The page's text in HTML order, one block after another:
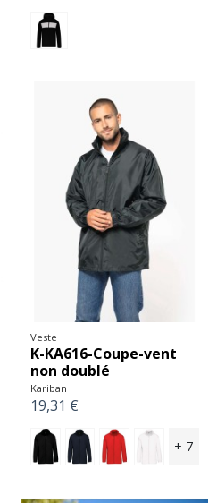
Veste
K-KA616-Coupe-vent
non doublé
Kariban
19,31 €
+ 7